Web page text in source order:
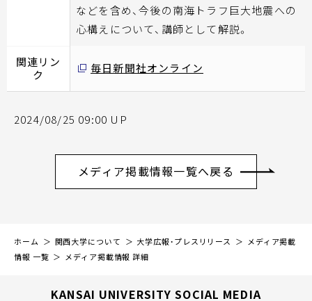
などを含め、今後の南海トラフ巨大地震への
心構えについて、講師として解説。
関連リン
ク
毎日新聞社オンライン
2024/08/25 09:00 UP
メディア掲載情報一覧へ戻る
ホーム 関西大学について 大学広報・プレスリリース
メディア掲載
情報 一覧
メディア掲載情報 詳細
KANSAI UNIVERSITY SOCIAL MEDIA